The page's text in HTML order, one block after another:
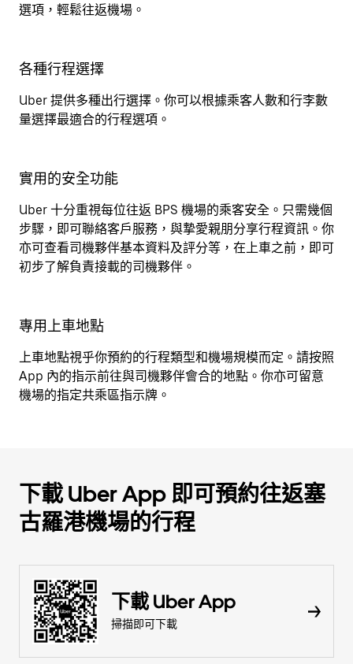
選項，輕鬆往返機場。
各種行程選擇
Uber 提供多種出行選擇。你可以根據乘客人數和行李數
量選擇最適合的行程選項。
實用的安全功能
Uber 十分重視每位往返 BPS 機場的乘客安全。只需幾個
步驟，即可聯絡客戶服務，與摯愛親朋分享行程資訊。你
亦可查看司機夥伴基本資料及評分等，在上車之前，即可
初步了解負責接載的司機夥伴。
專用上車地點
上車地點視乎你預約的行程類型和機場規模而定。請按照
App 內的指示前往與司機夥伴會合的地點。你亦可留意
機場的指定共乘區指示牌。
下載 Uber App 即可預約往返塞
古羅港機場的行程
下載 Uber App
掃描即可下載